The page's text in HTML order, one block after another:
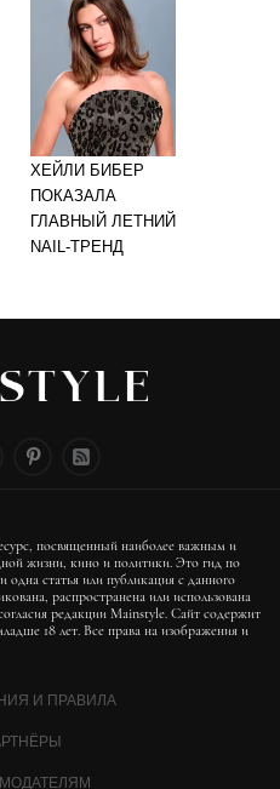
ХЕЙЛИ БИБЕР
ПОКАЗАЛА
ГЛАВНЫЙ ЛЕТНИЙ
NAIL-ТРЕНД
посвященный наиболее важным и
жизни, кино и политики. Это гид по
статья или публикация с данного
распространена или использована
редакции Mainstyle. Сайт содержит
18 лет. Все права на изображения и
И ПРАВИЛА